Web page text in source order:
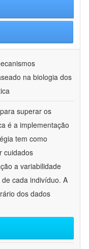
na biologia dos
superar os
é a implementação
tem como
cuidados
a variabilidade
cada indivíduo. A
dos dados